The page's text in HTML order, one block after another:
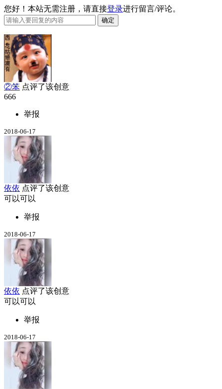
您好！本站无需注册，请直接登录进行留言/评论。
②笨 点评了该创意
666
举报
2018-06-17
依依 点评了该创意
可以可以
举报
2018-06-17
依依 点评了该创意
可以可以
举报
2018-06-17